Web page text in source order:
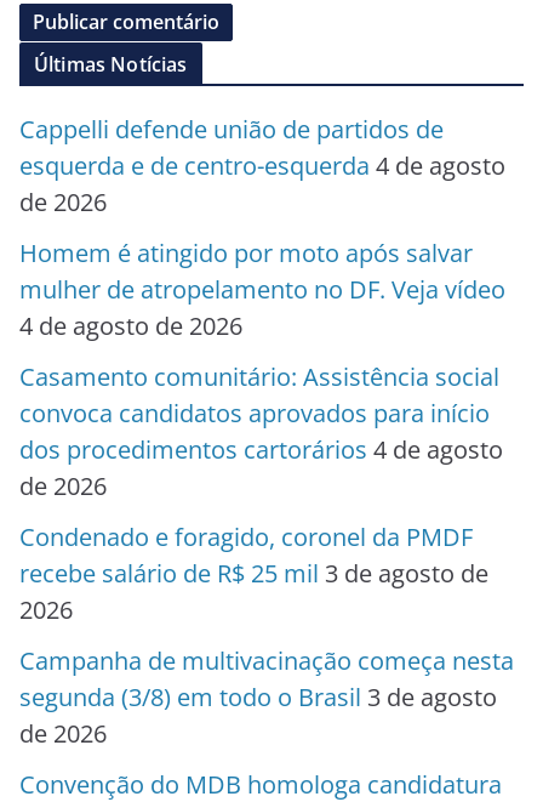
Últimas Notícias
Cappelli defende união de partidos de
esquerda e de centro-esquerda 4 de agosto
de 2026
Homem é atingido por moto após salvar
mulher de atropelamento no DF. Veja vídeo
4 de agosto de 2026
Casamento comunitário: Assistência social
convoca candidatos aprovados para início
dos procedimentos cartorários 4 de agosto
de 2026
Condenado e foragido, coronel da PMDF
recebe salário de R$ 25 mil 3 de agosto de
2026
Campanha de multivacinação começa nesta
segunda (3/8) em todo o Brasil 3 de agosto
de 2026
Convenção do MDB homologa candidatura